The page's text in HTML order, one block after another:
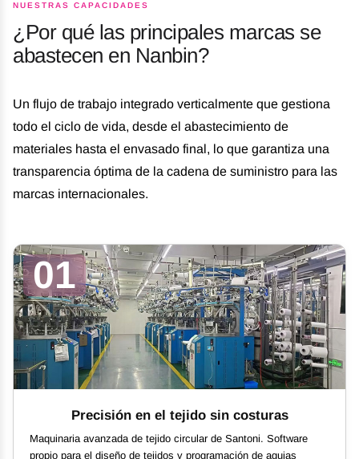
NUESTRAS CAPACIDADES
¿Por qué las principales marcas se
abastecen en Nanbin?
Un flujo de trabajo integrado verticalmente que gestiona
todo el ciclo de vida, desde el abastecimiento de
materiales hasta el envasado final, lo que garantiza una
transparencia óptima de la cadena de suministro para las
marcas internacionales.
01
Precisión en el tejido sin costuras
Maquinaria avanzada de tejido circular de Santoni. Software
propio para el diseño de tejidos y programación de agujas